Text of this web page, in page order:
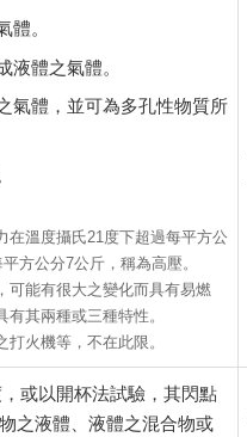
體。
液體之氣體。
氣體，並可為多孔性物質所
在溫度攝氏21度下超過每平方公
方公分7公斤，稱為高壓。
可能有很大之變化而具有易燃
其兩種或三種特性。
火機等，不在此限。
或以開杯法試驗，其閃點
之液體、液體之混合物或